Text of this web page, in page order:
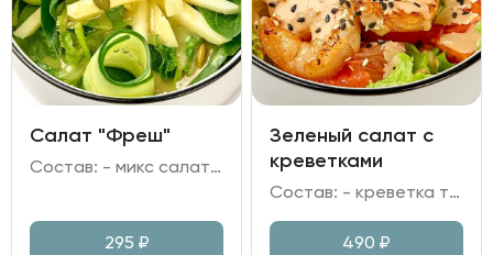
Салат "Фреш"
Состав: - микс салата; - шпинат; - огурец свежий; - яблоко; - семечки тыквы; - заправка медово-горчичная.
295 ₽
Зеленый салат с
креветками
Состав: - креветка тигровая; - микс зелени; - грейпфрут; - томаты черри; - заправка имбирная, кунжут, масло растительное.
490 ₽